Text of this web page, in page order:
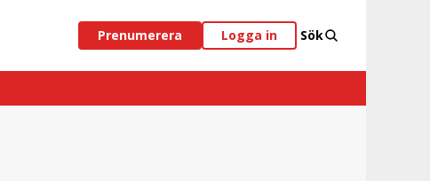
Prenumerera Logga in Sök